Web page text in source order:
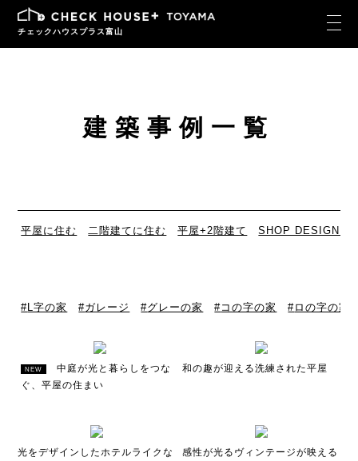
チェックハウスプラス富山
建築事例一覧
平屋に住む 二階建てに住む 平屋+2階建て SHOP DESIGN（
L字の家 ガレージ グレーの家 コの字の家 ロの字の家
NEW
中庭が光と暮らしをつな
ぐ、平屋の住まい
和の趣が迎える洗練された平屋
光をデザインしたホテルライクな
感性が光るヴィンテージが映える